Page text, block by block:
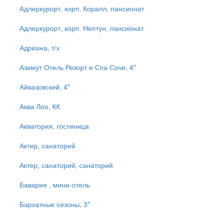
Адлеркурорт, корп. Коралл, пансионат
Адлеркурорт, корп. Нептун, пансионат
Адриана, т/х
Азимут Отель Резорт и Спа Сочи, 4*
Айвазовский, 4*
Аква Лоо, КК
Акватория, гостиница
Актер, санаторий
Актер, санаторий, санаторий
Бавария , мини-отель
Бархатные сезоны, 3*